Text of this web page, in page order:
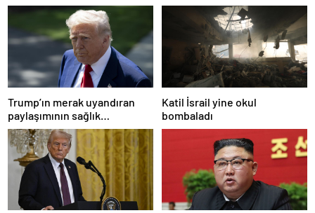
Trump’ın merak uyandıran
paylaşımının sağlık
sistemiyle ilgili kararname
olduğu anlaşıldı
Katil İsrail yine okul
bombaladı